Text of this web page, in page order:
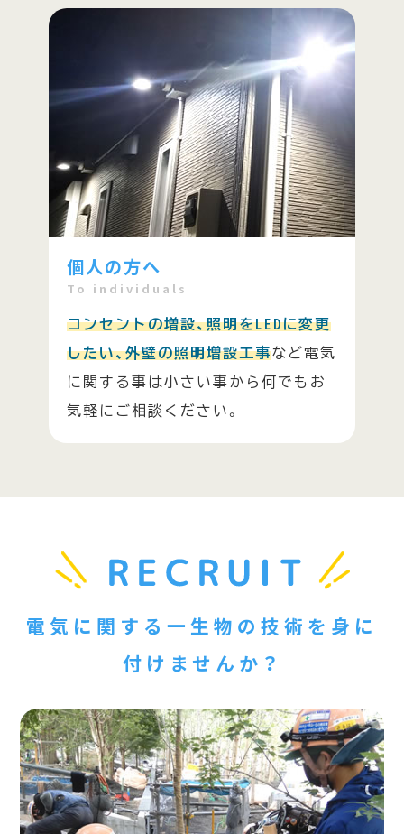
個人の方へ
To individuals
コンセントの増設、照明をLEDに変更
したい、外壁の照明増設工事など電気
に関する事は小さい事から何でもお
気軽にご相談ください。
電気に関する一生物の技術を身に
付けませんか？